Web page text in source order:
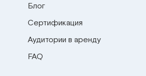
Блог
Сертификация
Аудитории в аренду
FAQ